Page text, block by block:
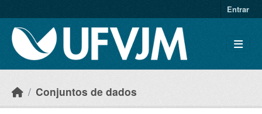
Entrar
Conjuntos de dados